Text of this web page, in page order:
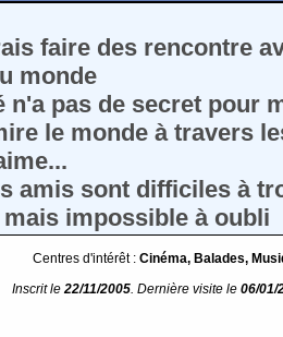
faire des rencontre
monde
n'a pas de secret pour
le monde à travers
amis sont difficiles à
impossible à oubli
Centres d'intérêt : Cinéma, Balades,
Inscrit le22/11/2005. Dernière visite le 06/01/